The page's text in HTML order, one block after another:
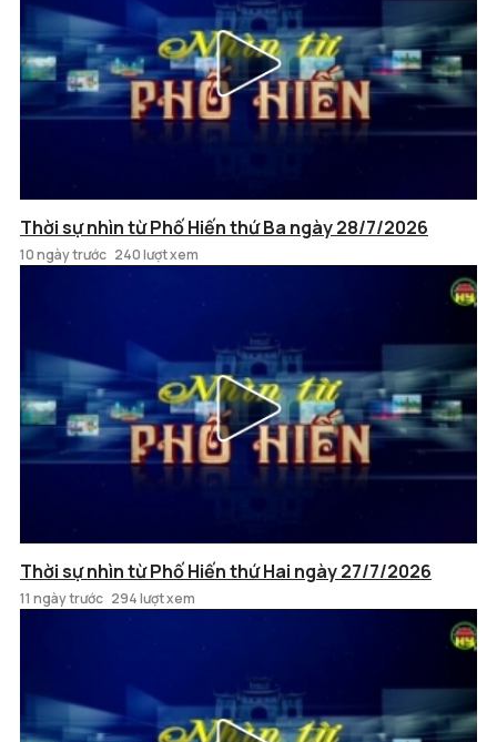
Thời sự nhìn từ Phố Hiến thứ Ba ngày 28/7/2026
10 ngày trước 240 lượt xem
Thời sự nhìn từ Phố Hiến thứ Hai ngày 27/7/2026
11 ngày trước 294 lượt xem